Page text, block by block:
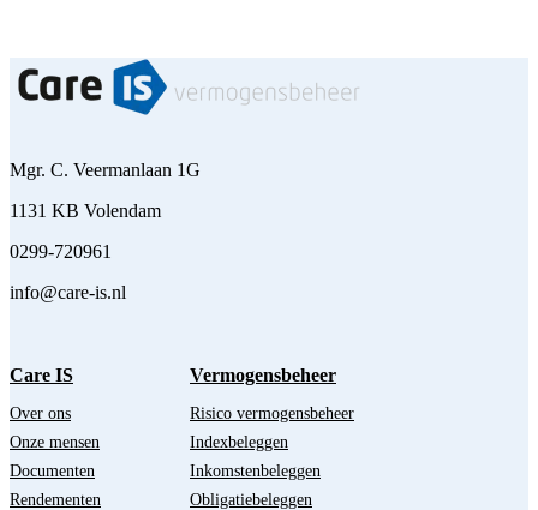
Mgr. C. Veermanlaan 1G
1131 KB Volendam
0299-720961
info@care-is.nl
Care IS
Over ons
Onze mensen
Documenten
Rendementen
Vermogensbeheer
Risico vermogensbeheer
Indexbeleggen
Inkomstenbeleggen
Obligatiebeleggen